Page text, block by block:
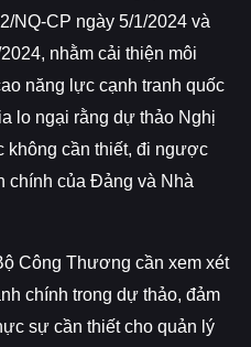
NQ-CP ngày 5/1/2024 và
nhằm cải thiện môi
năng lực cạnh tranh quốc
lo ngại rằng dự thảo Nghị
không cần thiết, đi ngược
chính của Đảng và Nhà
Công Thương cần xem xét
chính trong dự thảo, đảm
sự cần thiết cho quản lý